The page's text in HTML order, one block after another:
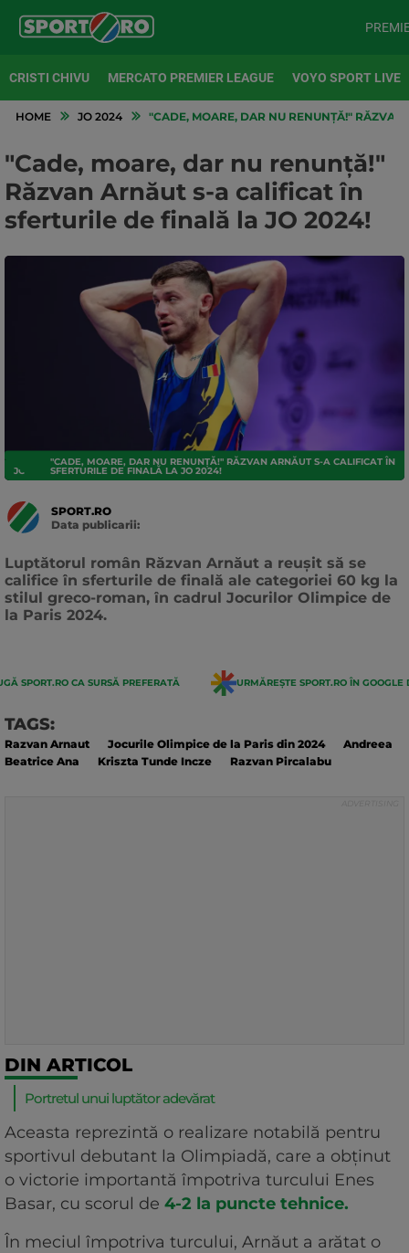
CRISTI CHIVU MERCATO PREMIER LEAGUE VOYO SPORT LIVE
HOME JO 2024 "CADE, MOARE, DAR NU RENUNȚĂ!"
"Cade, moare, dar nu renunță!"
Răzvan Arnăut s-a calificat în
sferturile de finală la JO 2024!
JO 2024
"CADE, MOARE, DAR NU RENUNȚĂ!" RĂZVAN ARNĂUT S-A CALIFICAT ÎN
SFERTURILE DE FINALĂ LA JO 2024!
SPORT.RO
Data publicarii:
Luptătorul român Răzvan Arnăut a reușit să se
califice în sferturile de finală ale categoriei 60 kg la
stilul greco-roman, în cadrul Jocurilor Olimpice de
la Paris 2024.
SPORT.RO CA SURSĂ PREFERATĂ URMĂREȘTE SPORT.RO ÎN GOOGLE
TAGS:
Razvan Arnaut Jocurile Olimpice de la Paris din 2024
Andreea
Beatrice Ana
Kriszta Tunde Incze Razvan Pircalabu
DIN ARTICOL
Portretul unui luptător adevărat
Aceasta reprezintă o realizare notabilă pentru
sportivul debutant la Olimpiadă, care a obținut
o victorie importantă împotriva turcului Enes
Basar, cu scorul de 4-2 la puncte tehnice.
În meciul împotriva turcului, Arnăut a arătat o